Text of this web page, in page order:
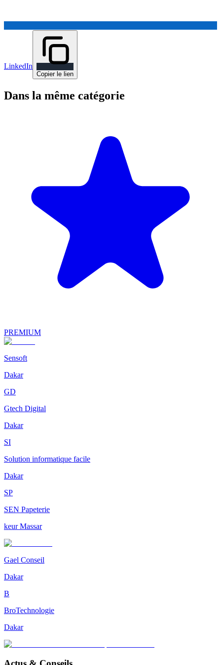
LinkedIn
Copier le lien
Dans la même catégorie
PREMIUM
Sensoft
Dakar
GD
Gtech Digital
Dakar
SI
Solution informatique facile
Dakar
SP
SEN Papeterie
keur Massar
Gael Conseil
Dakar
B
BroTechnologie
Dakar